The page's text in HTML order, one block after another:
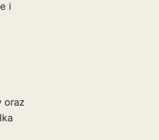
i
oraz